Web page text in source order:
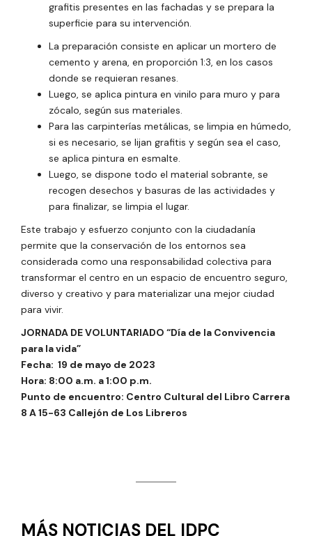
grafitis presentes en las fachadas y se prepara la
superficie para su intervención.
La preparación consiste en aplicar un mortero de
cemento y arena, en proporción 1:3, en los casos
donde se requieran resanes.
Luego, se aplica pintura en vinilo para muro y para
zócalo, según sus materiales.
Para las carpinterías metálicas, se limpia en húmedo,
si es necesario, se lijan grafitis y según sea el caso,
se aplica pintura en esmalte.
Luego, se dispone todo el material sobrante, se
recogen desechos y basuras de las actividades y
para finalizar, se limpia el lugar.
Este trabajo y esfuerzo conjunto con la ciudadanía
permite que la conservación de los entornos sea
considerada como una responsabilidad colectiva para
transformar el centro en un espacio de encuentro seguro,
diverso y creativo y para materializar una mejor ciudad
para vivir.
JORNADA DE VOLUNTARIADO “Día de la Convivencia
para la vida”
Fecha: 19 de mayo de 2023
Hora: 8:00 a.m. a 1:00 p.m.
Punto de encuentro: Centro Cultural del Libro Carrera
8 A 15-63 Callejón de Los Libreros
MÁS NOTICIAS DEL IDPC